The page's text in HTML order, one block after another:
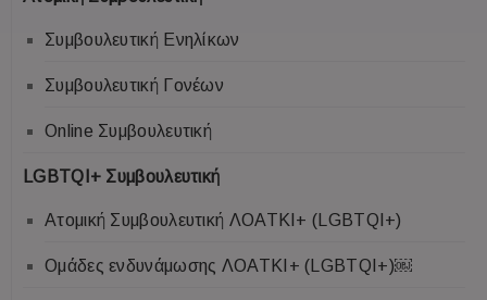
Συμβουλευτική Ενηλίκων
Συμβουλευτική Γονέων
Online Συμβουλευτική
LGBTQI+ Συμβουλευτική
Ατομική Συμβουλευτική ΛΟΑΤΚΙ+ (LGBTQI+)
Ομάδες ενδυνάμωσης ΛΟΑΤΚΙ+ (LGBTQI+)￼